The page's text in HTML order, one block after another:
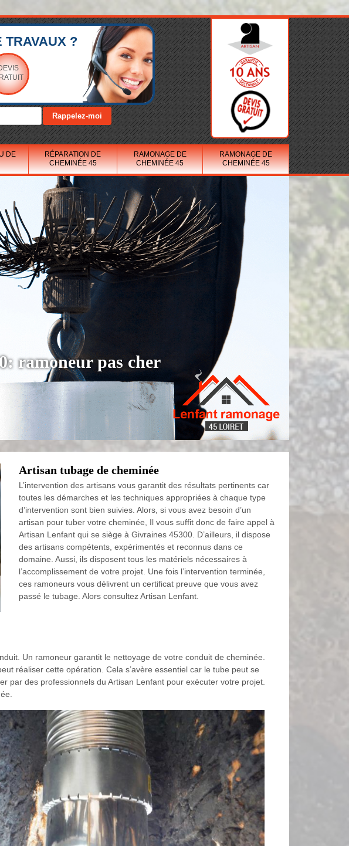
TRAVAUX ?
DE
RÉPARATION DE
CHEMINÉE 45
RAMONAGE DE
CHEMINÉE 45
RAMONAGE DE
CHEMINÉE 45
ramoneur pas cher
Artisan tubage de cheminée
L’intervention des artisans vous garantit des résultats pertinents car
toutes les démarches et les techniques appropriées à chaque type
d’intervention sont bien suivies. Alors, si vous avez besoin d’un
artisan pour tuber votre cheminée, Il vous suffit donc de faire appel à
Artisan Lenfant qui se siège à Givraines 45300. D’ailleurs, il dispose
des artisans compétents, expérimentés et reconnus dans ce
domaine. Aussi, ils disposent tous les matériels nécessaires à
l’accomplissement de votre projet. Une fois l’intervention terminée,
ces ramoneurs vous délivrent un certificat preuve que vous avez
passé le tubage. Alors consultez Artisan Lenfant.
Un ramoneur garantit le nettoyage de votre conduit de cheminée.
réaliser cette opération. Cela s’avère essentiel car le tube peut se
par des professionnels du Artisan Lenfant pour exécuter votre projet.